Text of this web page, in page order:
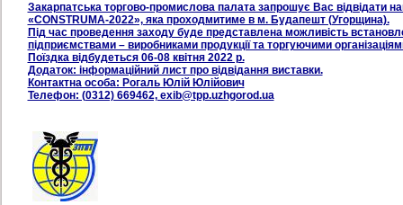
Закарпатська торгово-промислова палата запрошує Вас відвідати
«CONSTRUMA-2022», яка проходмитиме в м. Будапешт (Угорщина).
Під час проведення заходу буде представлена можливість
підприємствами – виробниками продукції та торгуючими
Поїздка відбудеться 06-08 квітня 2022 р.
Додаток: інформаційний лист про відвідання виставки.
Контактна особа: Рогаль Юлій Юлійович
Телефон: (0312) 669462, exib@tpp.uzhgorod.ua